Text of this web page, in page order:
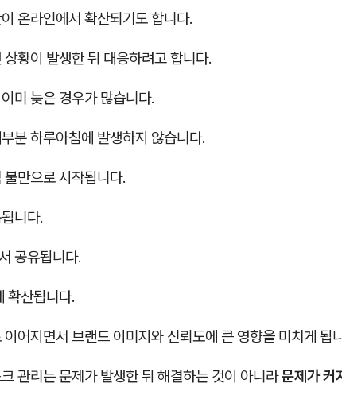
온라인에서 확산되기도 합니다.
황이 발생한 뒤 대응하려고 합니다.
미 늦은 경우가 많습니다.
분 하루아침에 발생하지 않습니다.
만으로 시작됩니다.
니다.
공유됩니다.
확산됩니다.
어지면서 브랜드 이미지와 신뢰도에 큰 영향을 미치게 됩
관리는 문제가 발생한 뒤 해결하는 것이 아니라문제가 커